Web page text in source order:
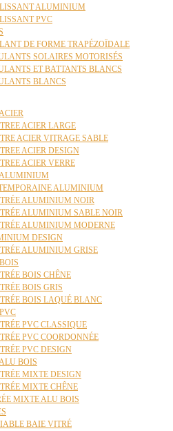
ALUMINIUM
PVC
DE FORME TRAPÉZOÏDALE
SOLAIRES MOTORISÉS
ET BATTANTS BLANCS
BLANCS
ACIER LARGE
ACIER VITRAGE SABLE
ACIER DESIGN
ACIER VERRE
ALUMINIUM
ALUMINIUM
ALUMINIUM NOIR
ALUMINIUM SABLE NOIR
ALUMINIUM MODERNE
DESIGN
ALUMINIUM GRISE
BOIS CHÊNE
BOIS GRIS
BOIS LAQUÉ BLANC
PVC CLASSIQUE
PVC COORDONNÉE
PVC DESIGN
BOIS
MIXTE DESIGN
MIXTE CHÊNE
MIXTE ALU BOIS
BAIE VITRÉ